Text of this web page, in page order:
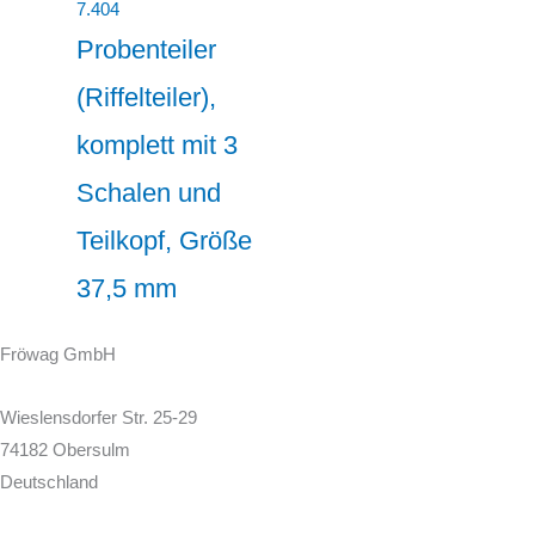
7.404
Probenteiler
(Riffelteiler),
komplett mit 3
Schalen und
Teilkopf, Größe
37,5 mm
Fröwag GmbH
Wieslensdorfer Str. 25-29
74182 Obersulm
Deutschland